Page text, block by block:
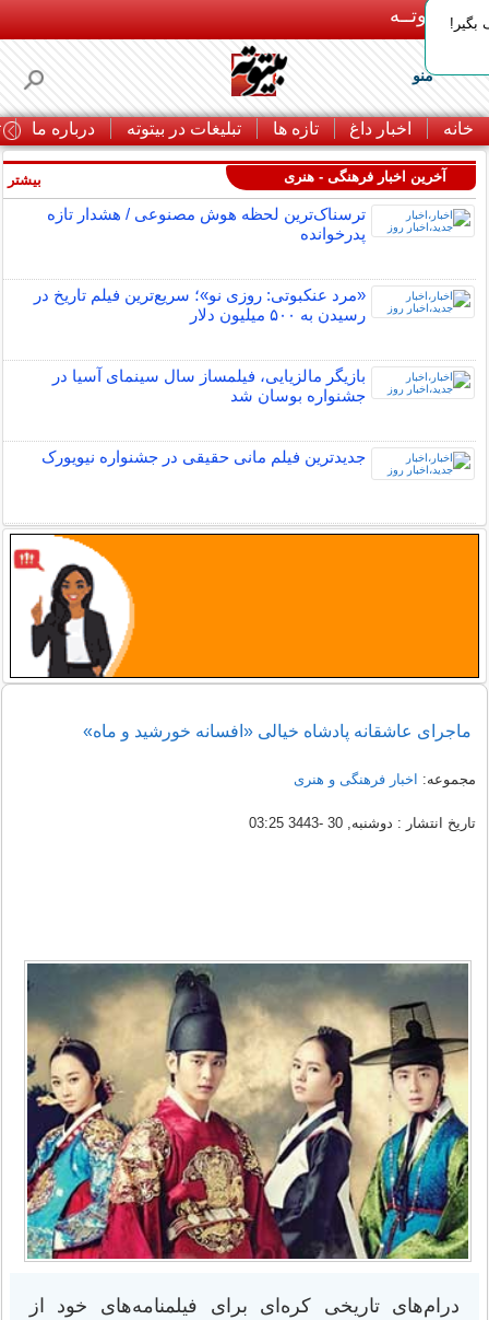
بـیتوتــه
منو
خانه اخبار داغ تازه ها تبلیغات در بیتوته درباره ما
آخرین اخبار فرهنگی - هنری
ترسناک‌ترین لحظه هوش مصنوعی / هشدار تازه
پدرخوانده
«مرد عنکبوتی: روزی نو»؛ سریع‌ترین فیلم تاریخ در
رسیدن به ۵۰۰ میلیون دلار
بازیگر مالزیایی، فیلمساز سال سینمای آسیا در
جشنواره بوسان شد
جدیدترین فیلم مانی حقیقی در جشنواره نیویورک
بیشتر
ماجرای عاشقانه پادشاه خیالی «افسانه خورشید و ماه»
مجموعه: اخبار فرهنگی و هنری
تاریخ انتشار : دوشنبه, 30 -3443 03:25
درام‌های تاریخی کره‌ای برای فیلمنامه‌های خود از